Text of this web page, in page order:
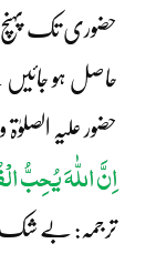
حضوری تک
حاصل ہو جائیں
حضور علیہ الصلوٰۃ
اِنَّ اللّٰہَ یُحِبُّ
ترجمہ: بے شک